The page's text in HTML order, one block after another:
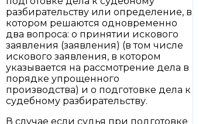
разбирательству или определение, в
котором решаются одновременно
два вопроса: о принятии искового
заявления (заявления) (в том числе
искового заявления, в котором
указывается на рассмотрение дела в
порядке упрощенного
производства) и о подготовке дела к
судебному разбирательству.
В случае если судья при подготовке